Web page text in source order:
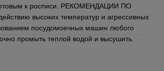
к росписи. РЕКОМЕНДАЦИИ ПО
высоких температур и агрессивных
посудомоечных машин любого
промыть теплой водой и высушить.